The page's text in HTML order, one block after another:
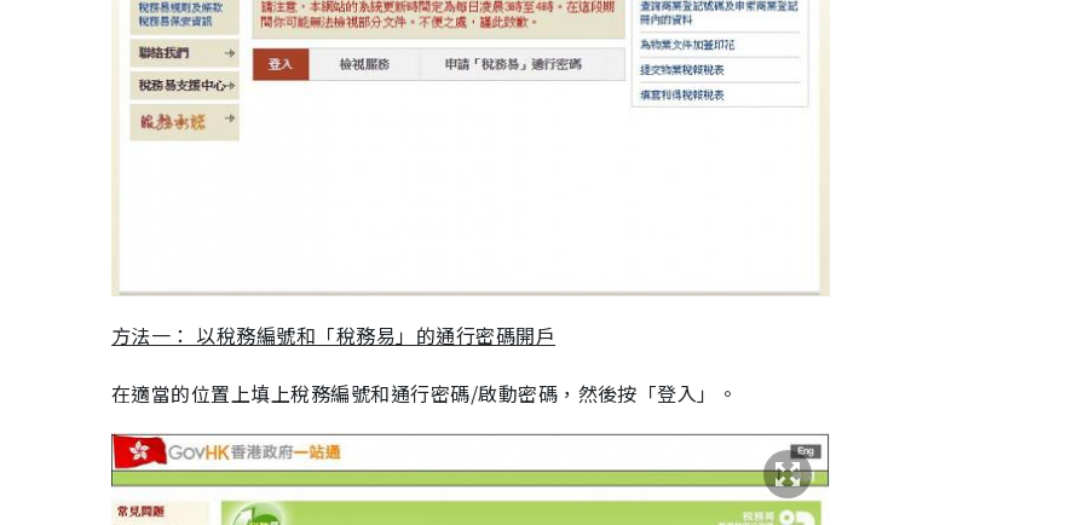
方法一： 以稅務編號和「稅務易」的通行密碼開戶
在適當的位置上填上稅務編號和通行密碼/啟動密碼，然後按「登入」。